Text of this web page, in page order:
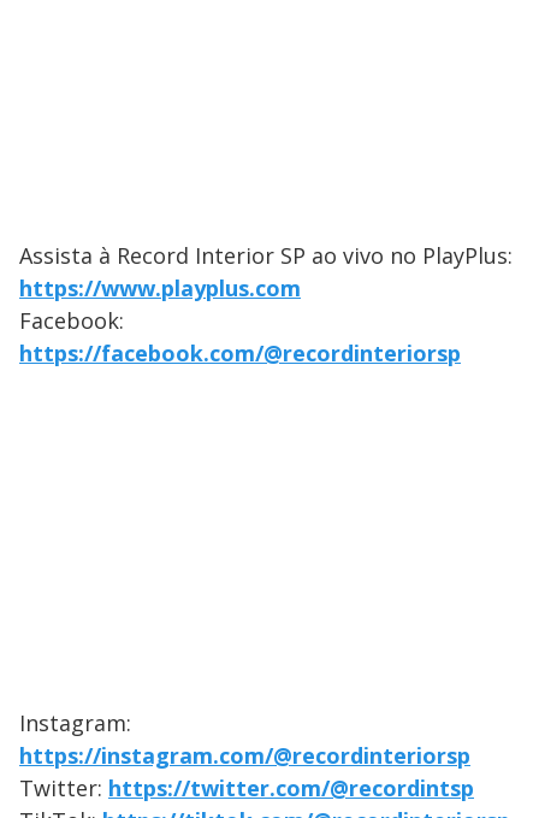
Assista à Record Interior SP ao vivo no PlayPlus:
https://www.playplus.com
Facebook:
https://facebook.com/@recordinteriorsp
Instagram:
https://instagram.com/@recordinteriorsp
Twitter: https://twitter.com/@recordintsp